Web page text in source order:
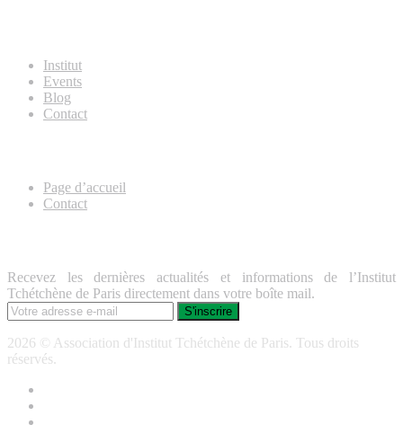
Institut
Events
Blog
Contact
Page d’accueil
Contact
Recevez les dernières actualités et informations de l’Institut
Tchétchène de Paris directement dans votre boîte mail.
2026 © Association d'Institut Tchétchène de Paris. Tous droits
réservés.